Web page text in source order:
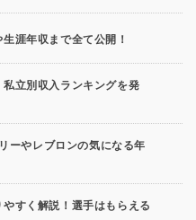
涯年収まで全て公開！
立別収入ランキングを発
ーやレブロンの気になる年
すく解説！選手はもらえる